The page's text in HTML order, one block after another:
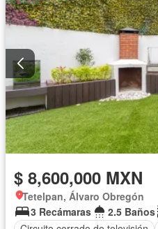
$ 8,600,000 MXN
Tetelpan, Álvaro Obregón
3 Recámaras
2.5 Baños